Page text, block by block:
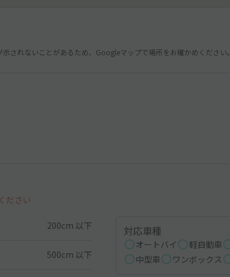
されないことがあるため、Googleマップで場所をお確かめください。
ださい
200cm 以下
500cm 以下
対応車種
オートバイ 軽自動車
中型車
ワンボックス